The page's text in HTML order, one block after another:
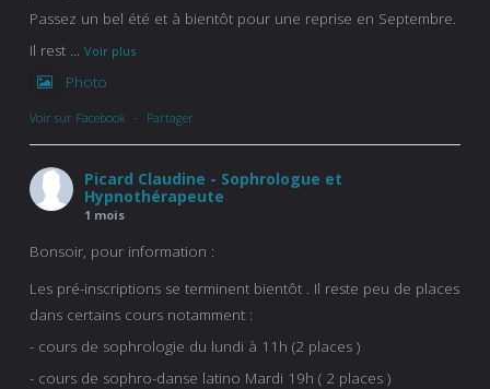
Passez un bel été et à bientôt pour une reprise en Septembre.
Il rest ... Voir plus
Photo
Voir sur Facebook · Partager
Picard Claudine - Sophrologue et
Hypnothérapeute
1 mois
Bonsoir, pour information :
Les pré-inscriptions se terminent bientôt . Il reste peu de places
dans certains cours notamment :
- cours de sophrologie du lundi à 11h (2 places )
- cours de sophro-danse latino Mardi 19h ( 2 places )